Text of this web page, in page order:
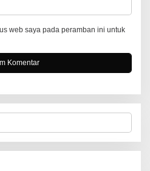
web saya pada peramban ini untuk